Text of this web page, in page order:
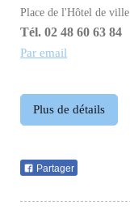
Place de l'Hôtel de ville
Tél. 02 48 60 63 84
Par email
Plus de détails
Partager